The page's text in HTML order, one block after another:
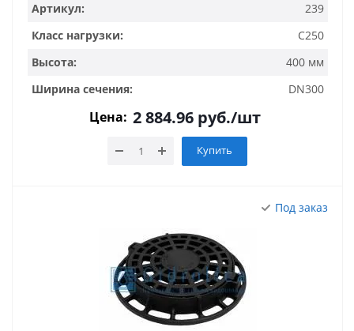
Артикул:
239
Класс нагрузки:
C250
Высота:
400 мм
Ширина сечения:
DN300
Цена: 2 884.96 руб./шт
Купить
Под заказ